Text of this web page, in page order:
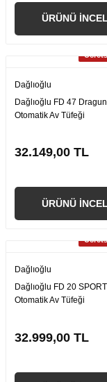
ÜRÜNÜ
Dağlıoğlu
Dağlıoğlu FD 47
Otomatik Av Tüfeği
32.149,00 TL
ÜRÜNÜ
Dağlıoğlu
Dağlıoğlu FD 20 SPORT
Otomatik Av Tüfeği
32.999,00 TL